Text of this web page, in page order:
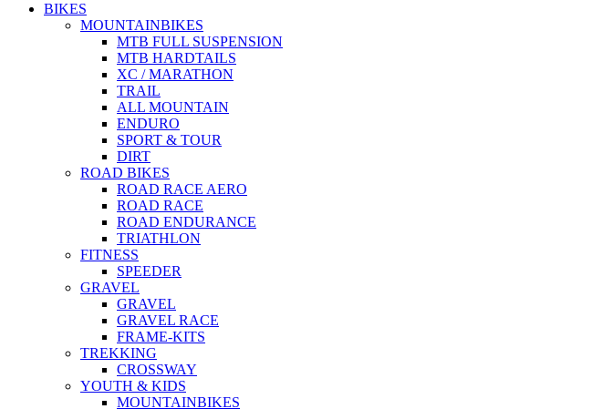
BIKES
MOUNTAINBIKES
MTB FULL SUSPENSION
MTB HARDTAILS
XC / MARATHON
TRAIL
ALL MOUNTAIN
ENDURO
SPORT & TOUR
DIRT
ROAD BIKES
ROAD RACE AERO
ROAD RACE
ROAD ENDURANCE
TRIATHLON
FITNESS
SPEEDER
GRAVEL
GRAVEL
GRAVEL RACE
FRAME-KITS
TREKKING
CROSSWAY
YOUTH & KIDS
MOUNTAINBIKES